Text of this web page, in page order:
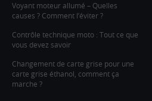
Voyant moteur allumé – Quelles
causes ? Comment l’éviter ?
Contrôle technique moto : Tout ce que
vous devez savoir
Changement de carte grise pour une
carte grise éthanol, comment ça
marche ?